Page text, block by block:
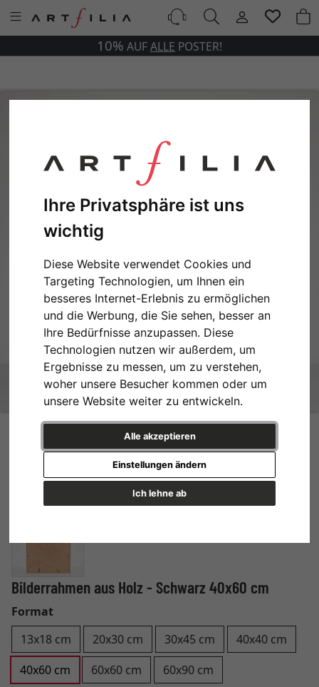
Ihre Privatsphäre ist uns
wichtig
Diese Website verwendet Cookies und
Targeting Technologien, um Ihnen ein
besseres Internet-Erlebnis zu ermöglichen
und die Werbung, die Sie sehen, besser an
Ihre Bedürfnisse anzupassen. Diese
Technologien nutzen wir außerdem, um
Ergebnisse zu messen, um zu verstehen,
woher unsere Besucher kommen oder um
unsere Website weiter zu entwickeln.
Alle akzeptieren
Ich lehne ab
Einstellungen ändern
10% AUFALLE POSTER!
Zurück
Bilderrahmen aus Holz - Schwarz 40x60 cm
Format
13x18 cm
20x30 cm 30x45 cm
40x40 cm
40x60 cm
60x60 cm 60x90 cm